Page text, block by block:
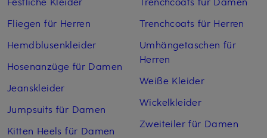
Fliegen für Herren
Hemdblusenkleider
Hosenanzüge für Damen
Jeanskleider
Jumpsuits für Damen
Kitten Heels für Damen
Trenchcoats für Herren
Umhängetaschen für
Herren
Weiße Kleider
Wickelkleider
Zweiteiler für Damen